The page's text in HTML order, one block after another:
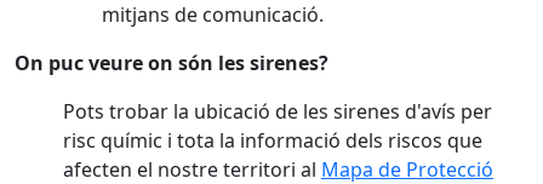
mitjans de comunicació.
On puc veure on són les sirenes?
Pots trobar la ubicació de les sirenes d'avís per
risc químic i tota la informació dels riscos que
afecten el nostre territori al Mapa de Protecció